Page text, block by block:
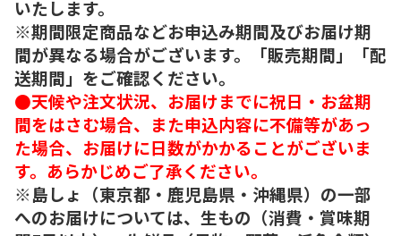
いたします。
※期間限定商品などお申込み期間及びお届け期
間が異なる場合がございます。「販売期間」「配
送期間」をご確認ください。
●天候や注文状況、お届けまでに祝日・お盆期
間をはさむ場合、また申込内容に不備等があっ
た場合、お届けに日数がかかることがございま
す。あらかじめご了承ください。
※島しょ（東京都・鹿児島県・沖縄県）の一部
へのお届けについては、生もの（消費・賞味期